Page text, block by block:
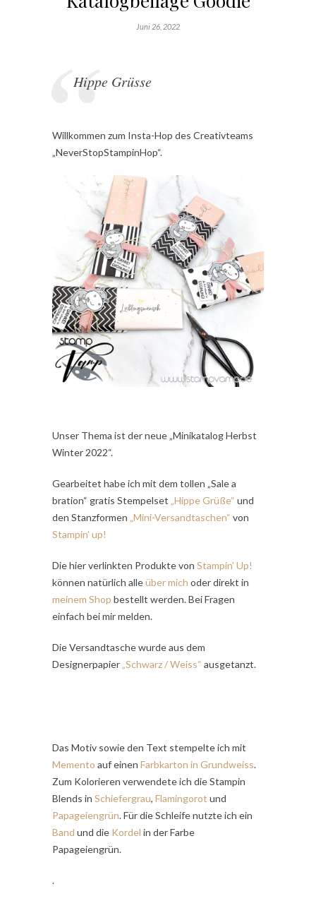
Juni 26, 2022
Hippe Grüsse
Willkommen zum Insta-Hop des Creativteams
„NeverStopStampinHop“.
Unser Thema ist der neue „Minikatalog Herbst
Winter 2022“.
Gearbeitet habe ich mit dem tollen „Sale a
bration“ gratis Stempelset „Hippe Grüße“ und
den Stanzformen „Mini-Versandtaschen“ von
Stampin’ up!
Die hier verlinkten Produkte von Stampin’ Up!
können natürlich alleüber mich oder direkt in
meinem Shop bestellt werden. Bei Fragen
einfach bei mir melden.
Die Versandtasche wurde aus dem
Designerpapier „Schwarz / Weiss“ ausgetanzt.
Das Motiv sowie den Text stempelte ich mit
Memento auf einen Farbkarton in Grundweiss.
Zum Kolorieren verwendete ich die Stampin
Blends in Schiefergrau, Flamingorot und
Papageiengrün. Für die Schleife nutzte ich ein
Band und die Kordel in der Farbe
Papageiengrün.
.